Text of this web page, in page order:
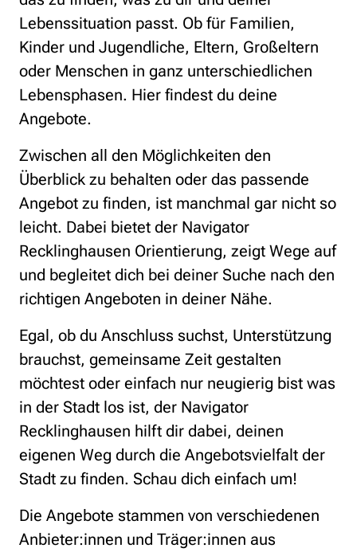
Lebenssituation passt. Ob für Familien,
Kinder und Jugendliche, Eltern, Großeltern
oder Menschen in ganz unterschiedlichen
Lebensphasen. Hier findest du deine
Angebote.
Zwischen all den Möglichkeiten den
Überblick zu behalten oder das passende
Angebot zu finden, ist manchmal gar nicht so
leicht. Dabei bietet der Navigator
Recklinghausen Orientierung, zeigt Wege auf
und begleitet dich bei deiner Suche nach den
richtigen Angeboten in deiner Nähe.
Egal, ob du Anschluss suchst, Unterstützung
brauchst, gemeinsame Zeit gestalten
möchtest oder einfach nur neugierig bist was
in der Stadt los ist, der Navigator
Recklinghausen hilft dir dabei, deinen
eigenen Weg durch die Angebotsvielfalt der
Stadt zu finden. Schau dich einfach um!
Die Angebote stammen von verschiedenen
Anbieter:innen und Träger:innen aus